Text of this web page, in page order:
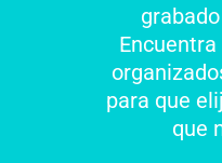
para que
que